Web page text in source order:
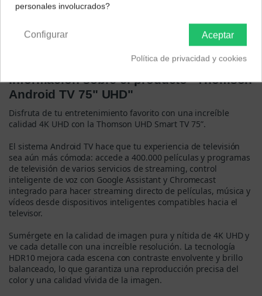
*Importe a financiar864,16 €/
Información sobre el producto "Thomson
Android TV 75" UHD"
Disfruta de tu entretenimiento favorito con una increíble
calidad 4K UHD con la Thomson UHD Smart TV 75”.
El sistema Android TV hace que tu experiencia de televisión
sea aún más cómoda: accede a 400.000 películas y programas
de televisión de varios servicios de streaming, control
inteligente de voz con Google Assistant y Chromecast
integrado para hacer streaming directo de películas, música y
vídeos desde dispositivos inteligentes compatibles hacia el
televisor.
Sumérgete en la calidad de imagen pura y nítida de 4K UHD y
ve cada detalle con una increíble resolución. La tecnología
HDR10 mejora cada escena con contraste envolvente y brillo
balanceado, lo que garantiza una reproducción precisa del
color y una calidad vívida de la imagen.
personales involucrados?
Aceptar
Configurar
Política de privacidad y cookies